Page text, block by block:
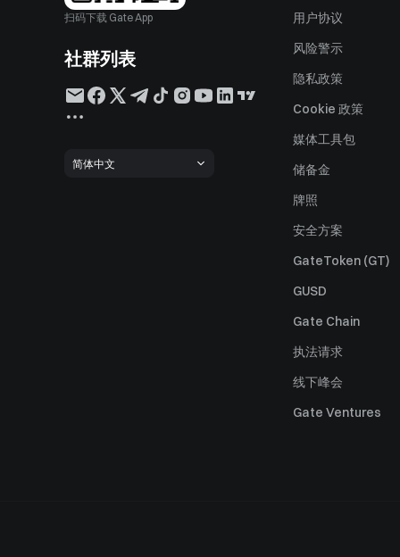
扫码下载 Gate App
社群列表
简体中文
用户协议
风险警示
隐私政策
Cookie 政策
媒体工具包
储备金
牌照
安全方案
GateToken (GT)
GUSD
Gate Chain
执法请求
线下峰会
Gate Ventures